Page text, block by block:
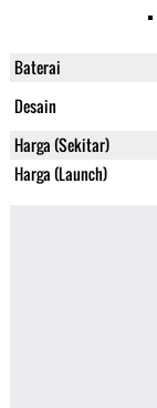
Baterai
Desain
Harga (Sekitar)
Harga (Launch)